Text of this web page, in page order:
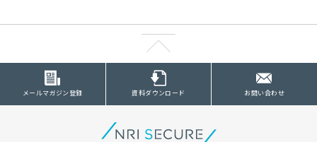
メールマガジン登録 資料ダウンロード お問い合わせ